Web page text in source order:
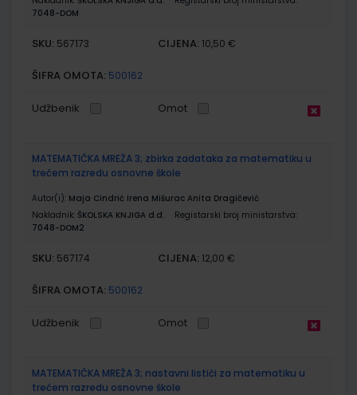
7048-DOM
SKU: 567173 CIJENA: 10,50 €
ŠIFRA OMOTA: 500162
Udžbenik Omot
MATEMATIČKA MREŽA 3; zbirka zadataka za matematiku u
trećem razredu osnovne škole
Autor(i): Maja Cindrić Irena Mišurac Anita Dragičević
Nakladnik: ŠKOLSKA KNJIGA d.d.
Registarski broj ministarstva:
7048-DOM2
SKU: 567174 CIJENA: 12,00 €
ŠIFRA OMOTA: 500162
Udžbenik Omot
MATEMATIČKA MREŽA 3; nastavni listići za matematiku u
trećem razredu osnovne škole